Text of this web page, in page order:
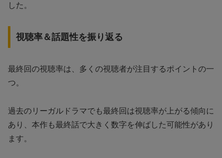
した。
視聴率＆話題性を振り返る
最終回の視聴率は、多くの視聴者が注目するポイントの一
つ。
過去のリーガルドラマでも最終回は視聴率が上がる傾向に
あり、本作も最終話で大きく数字を伸ばした可能性があり
ます。